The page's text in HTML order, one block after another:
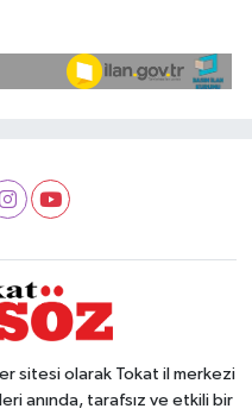
sitesi olarak Tokat il merkezi
anında, tarafsız ve etkili bir